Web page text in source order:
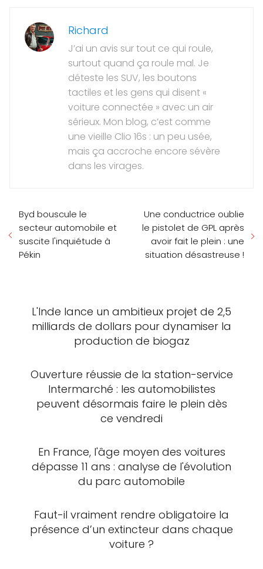
Richard
J’ai un avis sur tout ce qui roule,
surtout quand ça roule mal. Je
déteste les SUV, les boutons
tactiles et les gens qui disent «
voiture connectée » avec un air
sérieux. Mon blog, c’est comme
une vieille Clio 16s : un peu usée,
mais ça accroche encore sévère
dans les virages.
Byd bouscule le
secteur automobile et
suscite l'inquiétude à
Pékin
Une conductrice oublie
le pistolet de GPL après
avoir fait le plein : une
situation désastreuse !
L'Inde lance un ambitieux projet de 2,5
milliards de dollars pour dynamiser la
production de biogaz
Ouverture réussie de la station-service
Intermarché : les automobilistes
peuvent désormais faire le plein dès
ce vendredi
En France, l'âge moyen des voitures
dépasse 11 ans : analyse de l'évolution
du parc automobile
Faut-il vraiment rendre obligatoire la
présence d’un extincteur dans chaque
voiture ?